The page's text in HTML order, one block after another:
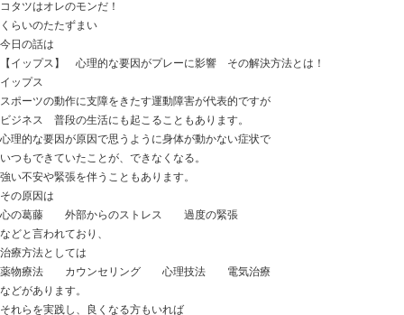
047-340-5560
【自律神経失調症】 掴み処がない辛さ…解
は！？
2025.03.06 | Category:こども
IMG_3222
おはようございます
ときた整骨院
https://tokitaseikotsuin.com/ です。